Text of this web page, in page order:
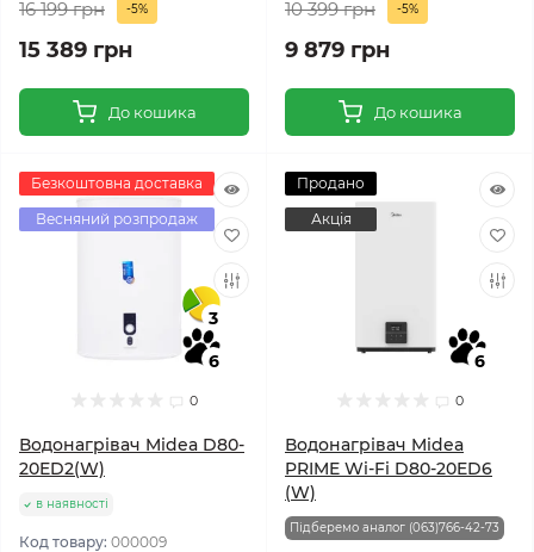
16 199 грн -5%
15 389 грн
До кошика
10 399 грн -5%
9 879 грн
До кошика
Безкоштовна доставка
Весняний розпродаж
3
6
0
Водонагрівач Midea D80-
20ED2(W)
в наявності
Код товару: 000009
Продано
Акція
6
0
Водонагрівач Midea
PRIME Wi-Fi D80-20ED6
(W)
Підберемо аналог (063)766-42-73